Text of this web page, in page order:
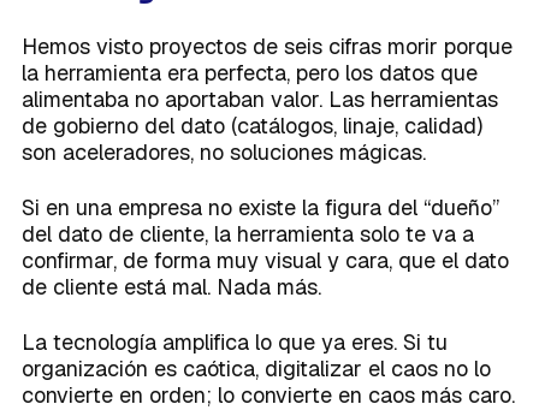
Hemos visto proyectos de seis cifras morir porque
la herramienta era perfecta, pero los datos que
alimentaba no aportaban valor. Las herramientas
de gobierno del dato (catálogos, linaje, calidad)
son aceleradores, no soluciones mágicas.
Si en una empresa no existe la figura del “dueño”
del dato de cliente, la herramienta solo te va a
confirmar, de forma muy visual y cara, que el dato
de cliente está mal. Nada más.
La tecnología amplifica lo que ya eres. Si tu
organización es caótica, digitalizar el caos no lo
convierte en orden; lo convierte en caos más caro.